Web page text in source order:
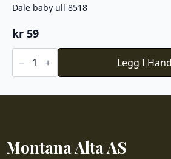
Dale baby ull 8518
kr 59
Dale
baby
8518
Legg I
Montana Alta AS